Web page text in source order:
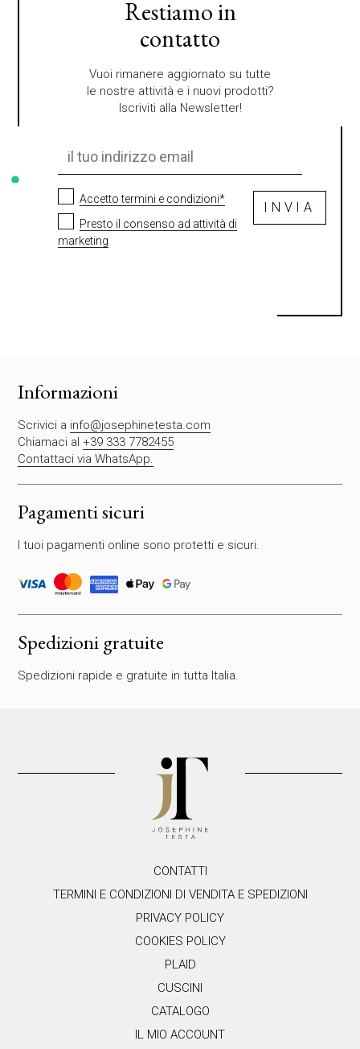
Restiamo in
contatto
Vuoi rimanere aggiornato su tutte
le nostre attività e i nuovi prodotti?
Iscriviti alla Newsletter!
Accetto termini e condizioni*
Presto il consenso ad attività di
marketing
INVIA
a
i
l
a
i
r
v
u
o
o
u
Informazioni
Scrivici a info@josephinetesta.com
Chiamaci al +39 333 7782455
Contattaci via WhatsApp.
Pagamenti sicuri
I tuoi pagamenti online sono protetti e sicuri.
Spedizioni gratuite
Spedizioni rapide e gratuite in tutta Italia.
CONTATTI
TERMINI E CONDIZIONI DI VENDITA E SPEDIZIONI
PRIVACY POLICY
COOKIES POLICY
PLAID
CUSCINI
CATALOGO
IL MIO ACCOUNT